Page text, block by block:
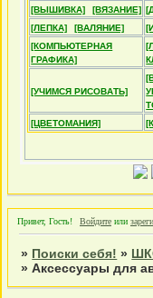
[ВЫШИВКА] [ВЯЗАНИЕ]
[ЛЕПКА]
[ВАЛЯНИЕ]
[КОМПЬЮТЕРНАЯ
ГРАФИКА]
[УЧИМСЯ РИСОВАТЬ]
[ЦВЕТОМАНИЯ]
Привет, Гость! Войдите или
» Поиски себя! »
»Аксессуары для